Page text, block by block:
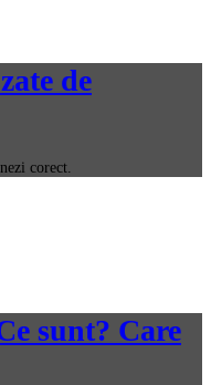
de
corect.
sunt? Care